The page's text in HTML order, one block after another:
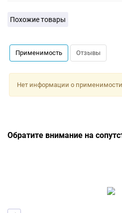
Похожие товары
Применимость Отзывы
Нет информации о применимости
Обратите внимание на